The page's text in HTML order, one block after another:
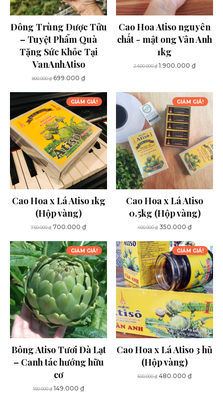
Đông Trùng Dược Tửu
– Tuyệt Phẩm Quà
Tặng Sức Khỏe Tại
VanAnhAtiso
800.000₫ Giá
là:
800.000 ₫.
699.000 ₫Giá
tại
là:
699.000 ₫.
Cao Hoa Atiso nguyên
chất - mật ong Vân Anh
1kg
2.500.000₫ Giá
2.500.000 ₫.
1.900.000 ₫Giá
GIẢM GIÁ!
Cao Hoa x Lá Atiso 1kg
(Hộp vàng)
750.000₫ Giá
là:
750.000 ₫.
700.000 ₫Giá
tại
là:
700.000 ₫.
GIẢM GIÁ!
Cao Hoa x Lá Atiso
0.5kg (Hộp vàng)
400.000₫ Giá
là:
400.000 ₫.
350.000 ₫Giá
tại
là:
350.000
GIẢM GIÁ!
Bông Atiso Tươi Đà Lạt
– Canh tác hướng hữu
cơ
150.000₫ Giá
149.000 ₫Giá
GIẢM GIÁ!
Cao Hoa x Lá Atiso 3 hũ
(Hộp vàng)
500.000₫ Giá
480.000 ₫Giá